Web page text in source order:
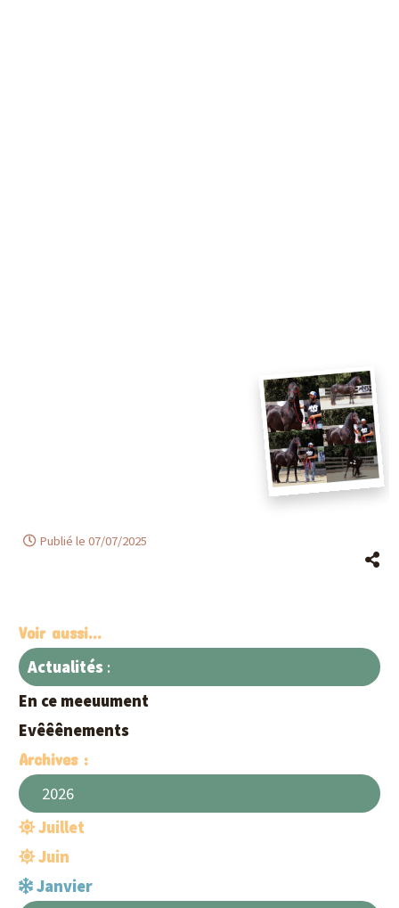
Publié le 07/07/2025
Voir aussi...
Actualités :
En ce meeuument
Evêêênements
Archives :
2026
Juillet
Juin
Janvier